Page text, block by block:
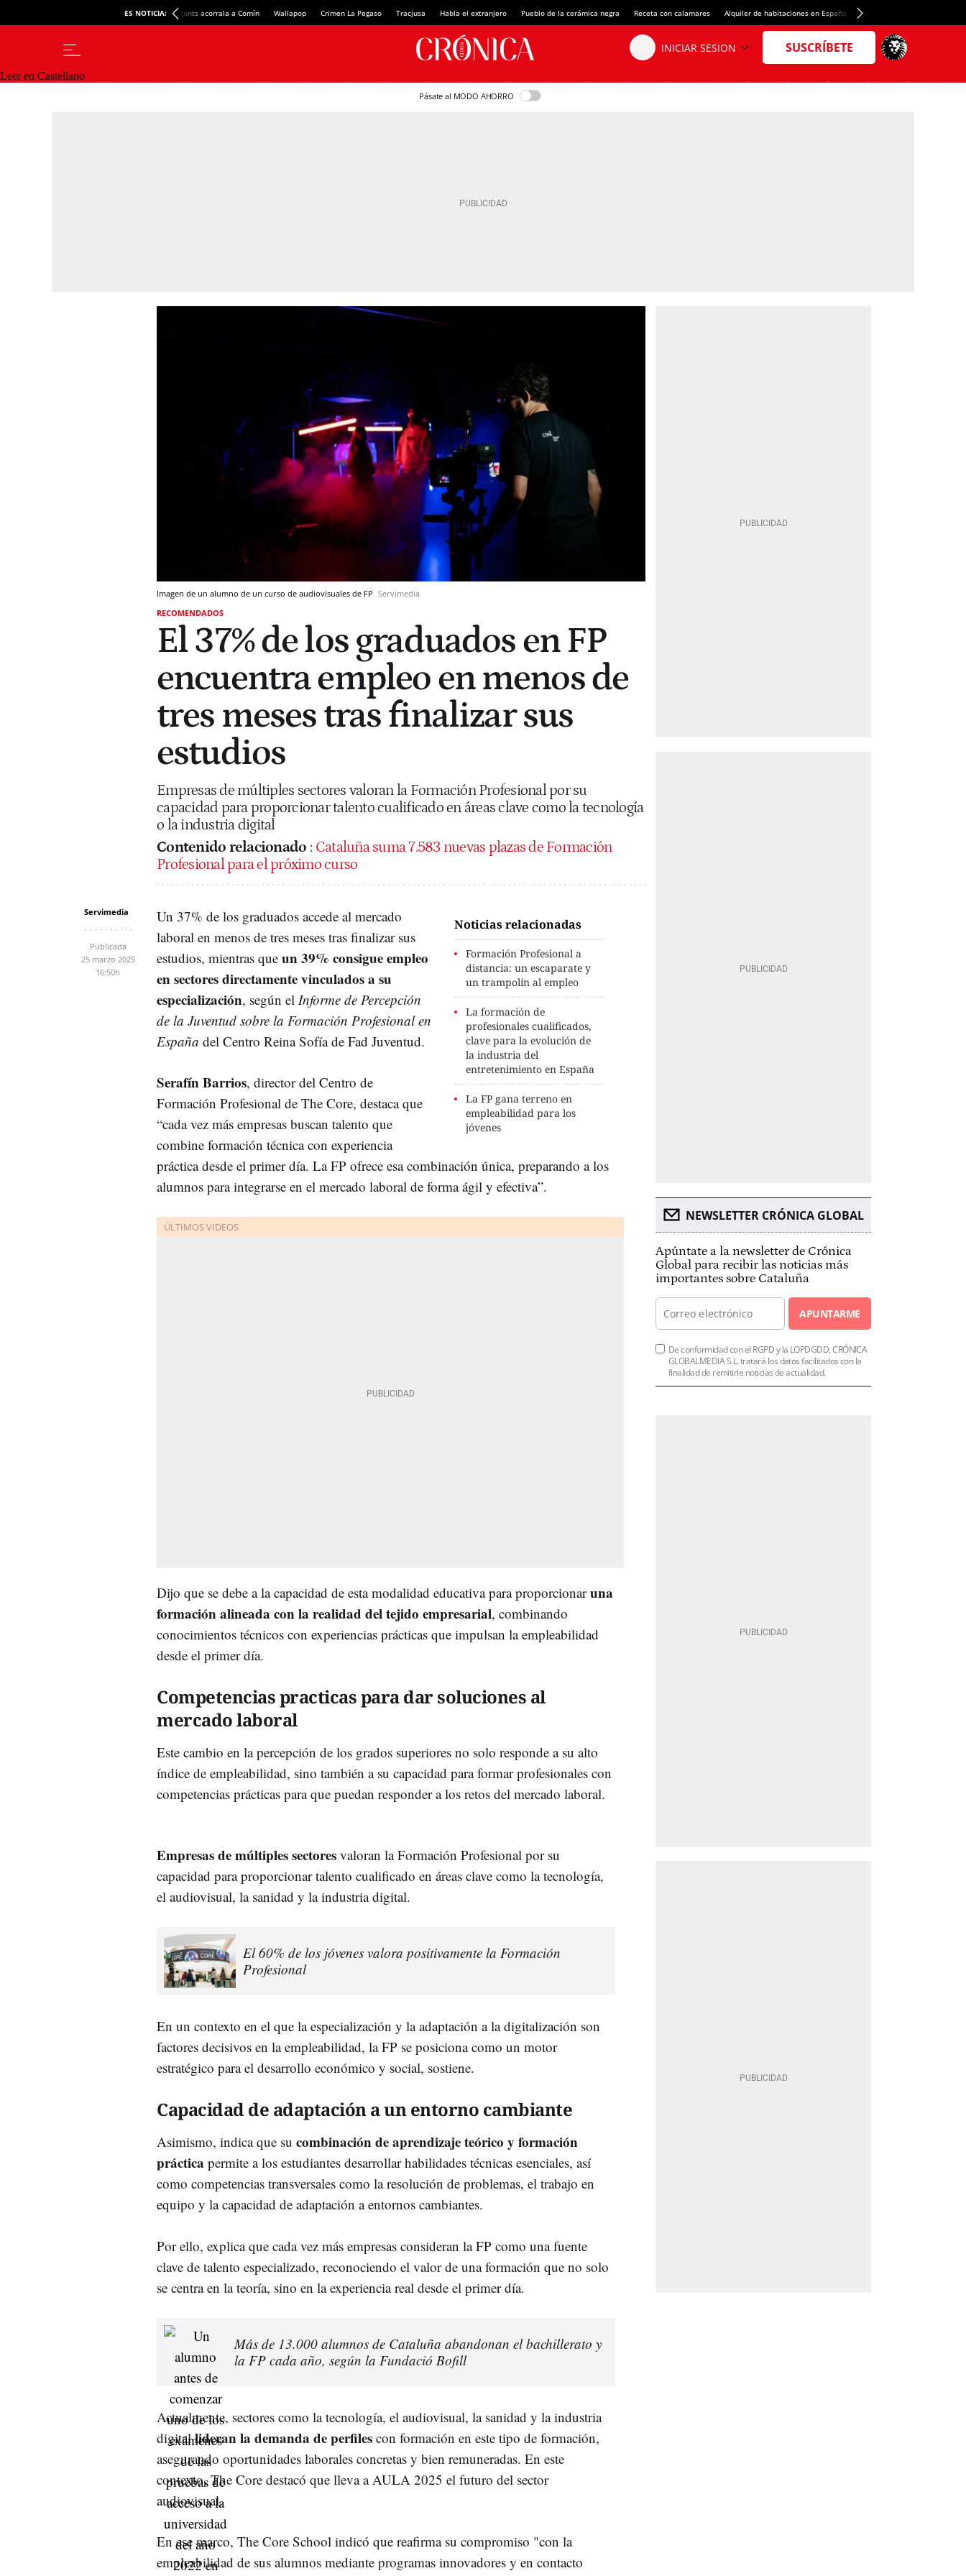
ES NOTICIA: Junts acorrala a Comín Wallapop Crimen La Pegaso Tracjusa Habla el extranjero Pueblo de la cerámica negra Receta con calamares Alquiler de habitaciones en España Crédito del Spotify Camp Nou
Leer en Castellano
Pásate al MODO AHORRO
Imagen de un alumno de un curso de audiovisuales de FP Servimedia
RECOMENDADOS
El 37% de los graduados en FP
encuentra empleo en menos de
tres meses tras finalizar sus
estudios
Empresas de múltiples sectores valoran la Formación Profesional por su
capacidad para proporcionar talento cualificado en áreas clave como la tecnología
o la industria digital
Contenido relacionado : Cataluña suma 7.583 nuevas plazas de Formación
Profesional para el próximo curso
Servimedia
Publicada
25 marzo 2025
16:50h
Noticias relacionadas
Formación Profesional a
distancia: un escaparate y
un trampolín al empleo
La formación de
profesionales cualificados,
clave para la evolución de
la industria del
entretenimiento en España
La FP gana terreno en
empleabilidad para los
jóvenes
Un 37% de los graduados accede al mercado
laboral en menos de tres meses tras finalizar sus
estudios, mientras que un 39% consigue empleo
en sectores directamente vinculados a su
especialización, según el Informe de Percepción
de la Juventud sobre la Formación Profesional en
España del Centro Reina Sofía de Fad Juventud.
Serafín Barrios, director del Centro de
Formación Profesional de The Core, destaca que
“cada vez más empresas buscan talento que
combine formación técnica con experiencia
práctica desde el primer día. La FP ofrece esa combinación única, preparando a los
alumnos para integrarse en el mercado laboral de forma ágil y efectiva”.
Dijo que se debe a la capacidad de esta modalidad educativa para proporcionaruna
formación alineada con la realidad del tejido empresarial, combinando
conocimientos técnicos con experiencias prácticas que impulsan la empleabilidad
desde el primer día.
Competencias practicas para dar soluciones al
mercado laboral
Este cambio en la percepción de los grados superiores no solo responde a su alto
índice de empleabilidad, sino también a su capacidad para formar profesionales con
competencias prácticas para que puedan responder a los retos del mercado laboral.
Empresas de múltiples sectores valoran la Formación Profesional por su
capacidad para proporcionar talento cualificado en áreas clave como la tecnología,
el audiovisual, la sanidad y la industria digital.
El 60% de los jóvenes valora positivamente la Formación
Profesional
En un contexto en el que la especialización y la adaptación a la digitalización son
factores decisivos en la empleabilidad, la FP se posiciona como un motor
estratégico para el desarrollo económico y social, sostiene.
Capacidad de adaptación a un entorno cambiante
Asimismo, indica que su combinación de aprendizaje teórico y formación
práctica permite a los estudiantes desarrollar habilidades técnicas esenciales, así
como competencias transversales como la resolución de problemas, el trabajo en
equipo y la capacidad de adaptación a entornos cambiantes.
Por ello, explica que cada vez más empresas consideran la FP como una fuente
clave de talento especializado, reconociendo el valor de una formación que no solo
se centra en la teoría, sino en la experiencia real desde el primer día.
Más de 13.000 alumnos de Cataluña abandonan el bachillerato y
la FP cada año, según la Fundació Bofill
Actualmente, sectores como la tecnología, el audiovisual, la sanidad y la industria
digitallideran la demanda de perfiles con formación en este tipo de formación,
asegurando oportunidades laborales concretas y bien remuneradas. En este
contexto, The Core destacó que lleva a AULA 2025 el futuro del sector
audiovisual.
En ese marco, The Core School indicó que reafirma su compromiso "con la
empleabilidad de sus alumnos mediante programas innovadores y en contacto
NEWSLETTER CRÓNICA GLOBAL
Apúntate a la newsletter de Crónica
Global para recibir las noticias más
importantes sobre Cataluña
APUNTARME
De conformidad con el RGPD y la LOPDGDD, CRÓNICA
GLOBALMEDIA S.L. tratará los datos facilitados con la
finalidad de remitirle noticias de actualidad.